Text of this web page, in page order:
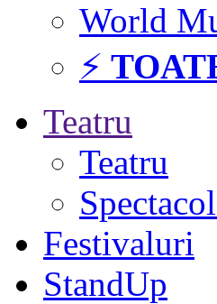
World
⚡
Teatru
Teatru
Festivaluri
StandUp